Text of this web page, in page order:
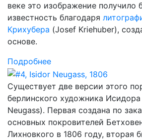
веке это изображение получило
известность благодаря
Крихубера (Josef Kriehuber),
основе.
Подробнее
Существует две версии этого
берлинского художника
Neugass). Первая создана по
основных покровителей
Лихновкого в 1806 году, вторая